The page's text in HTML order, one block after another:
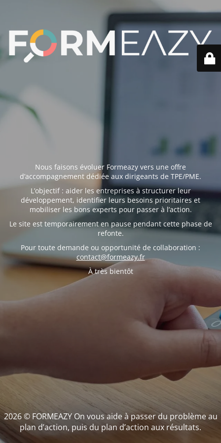
Nous faisons évoluer Formeazy vers une offre
d’accompagnement dédiée aux dirigeants de TPE/PME.
L’objectif : aider les entreprises à structurer leur
développement, identifier leurs besoins prioritaires et
mobiliser les bons experts pour passer à l’action.
Le site est temporairement en pause pendant cette phase de
refonte.
Pour toute demande ou opportunité de collaboration :
contact@formeazy.fr
À très bientôt
2026 © FORMEAZY On vous aide à passer du problème au
plan d’action, puis du plan d’action aux résultats.